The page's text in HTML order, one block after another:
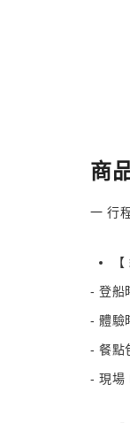
商
一 行
- 登船
- 體驗
- 餐點
- 現場